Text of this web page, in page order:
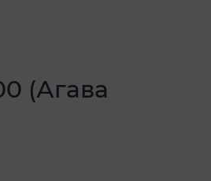
(Агава